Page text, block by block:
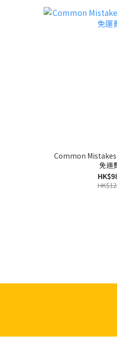
Common
免運